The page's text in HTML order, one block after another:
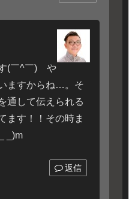
(￣^￣)ゞや
ますからね…。そ
通して伝えられる
ます！！その時ま
_)m
返信